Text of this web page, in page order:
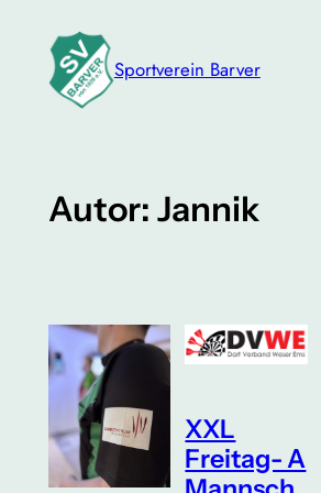
springen
Sportverein Barver
Autor: Jannik
XXL
Freitag- A